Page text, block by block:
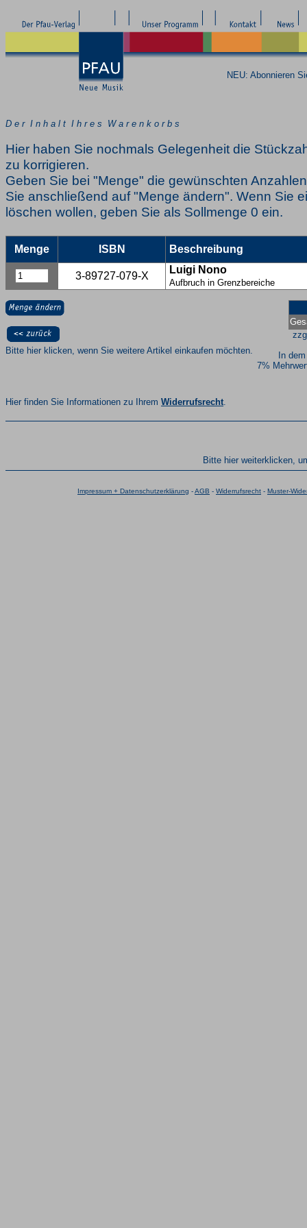
NEU: Abonnieren
D e r I n h a l t I h r e s W a r e n k o r b s
Hier haben Sie nochmals Gelegenheit die
zu korrigieren.
Geben Sie bei "Menge" die gewünschten
Sie anschließend auf "Menge ändern". Wenn Sie
löschen wollen, geben Sie als Sollmenge 0 ein.
Menge ISBN Beschreibung
3-89727-079-X
Luigi Nono
Aufbruch in Grenzbereiche
In
7%
Bitte hier klicken, wenn Sie weitere Artikel einkaufen möchten.
Hier finden Sie Informationen zu Ihrem Widerrufsrecht.
Bitte hier weiterklicken,
Impressum + Datenschutzerklärung -AGB - Widerrufsrecht - Muster-